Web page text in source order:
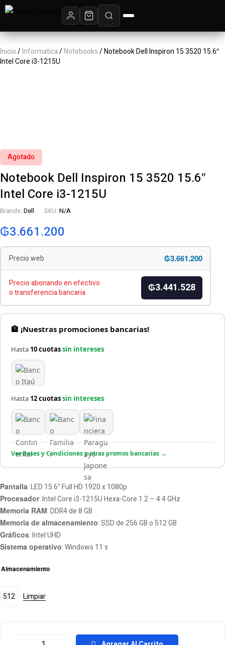
Inicio/Informatica/Notebooks/ Notebook Dell Inspiron 15 3520 15.6″
Intel Core i3-1215U
Agotado
Notebook Dell Inspiron 15 3520 15.6″
Intel Core i3-1215U
Brands: Dell SKU: N/A
₲3.661.200
Precio web ₲3.661.200
Precio abonando en efectivo
o transferencia bancaria
₲3.441.528
🏦 ¡Nuestras promociones bancarias!
Hasta 10 cuotassin intereses
Hasta 12 cuotassin intereses
Ver Bases y Condiciones y otras promos bancarias →
Pantalla: LED 15.6” Full HD 1920 x 1080p
Procesador: Intel Core i3-1215U Hexa-Core 1.2 – 4.4 GHz
Memoria RAM: DDR4 de 8 GB
Memoria de almacenamiento: SSD de 256 GB o 512 GB
Gráficos: Intel UHD
Sistema operativo: Windows 11 s
Almacenamiento
512 Limpiar